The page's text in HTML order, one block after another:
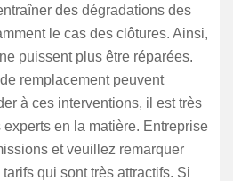
des dégradations des
le cas des clôtures. Ainsi,
puissent plus être réparées.
remplacement peuvent
à ces interventions, il est très
en la matière. Entreprise
et veuillez remarquer
qui sont très attractifs. Si